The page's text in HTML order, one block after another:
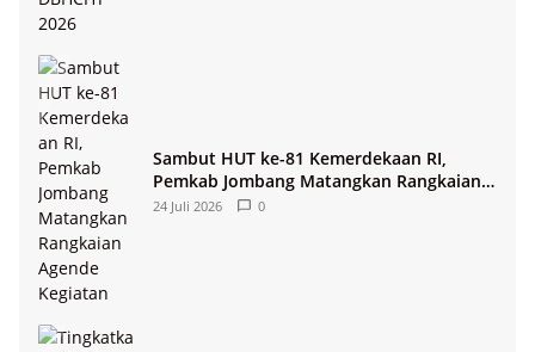
Sambut HUT ke-81 Kemerdekaan RI,
Pemkab Jombang Matangkan Rangkaian
Agende Kegiatan
24 Juli 2026 0